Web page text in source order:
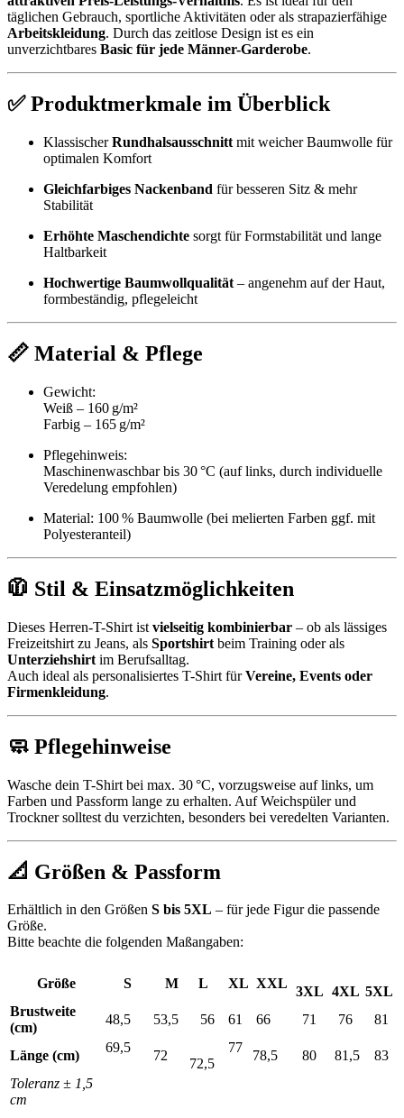
täglichen Gebrauch, sportliche Aktivitäten oder als strapazierfähige
Arbeitskleidung. Durch das zeitlose Design ist es ein
unverzichtbares Basic für jede Männer-Garderobe.
✅ Produktmerkmale im Überblick
KlassischerRundhalsausschnitt mit weicher Baumwolle für
optimalen Komfort
Gleichfarbiges Nackenband für besseren Sitz & mehr
Stabilität
Erhöhte Maschendichte sorgt für Formstabilität und lange
Haltbarkeit
Hochwertige Baumwollqualität – angenehm auf der Haut,
formbeständig, pflegeleicht
📏 Material & Pflege
Gewicht:
Weiß – 160 g/m²
Farbig – 165 g/m²
Pflegehinweis:
Maschinenwaschbar bis 30 °C (auf links, durch individuelle
Veredelung empfohlen)
Material: 100 % Baumwolle (bei melierten Farben ggf. mit
Polyesteranteil)
🧥 Stil & Einsatzmöglichkeiten
Dieses Herren-T-Shirt ist vielseitig kombinierbar – ob als lässiges
Freizeitshirt zu Jeans, als Sportshirt beim Training oder als
Unterziehshirt im Berufsalltag.
Auch ideal als personalisiertes T-Shirt fürVereine, Events oder
Firmenkleidung.
🧼 Pflegehinweise
Wasche dein T-Shirt bei max. 30 °C, vorzugsweise auf links, um
Farben und Passform lange zu erhalten. Auf Weichspüler und
Trockner solltest du verzichten, besonders bei veredelten Varianten.
📐 Größen & Passform
Erhältlich in den Größen S bis 5XL – für jede Figur die passende
Größe.
Bitte beachte die folgenden Maßangaben:
Größe S M L XL XXL
3XL 4XL 5XL
Brustweite
(cm)
48,5 53,5 56 61 66 71 76 81
Länge (cm)
69,5
72
72,5
77
78,5 80 81,5
83
Toleranz ± 1,5
cm